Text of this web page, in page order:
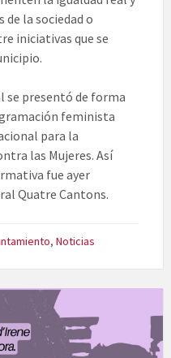
la sociedad o
iniciativas que se
se presentó de forma
feminista
para la
las Mujeres. Así
fue ayer
Quatre Cantons.
, Noticias